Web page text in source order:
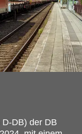
DB) der DB